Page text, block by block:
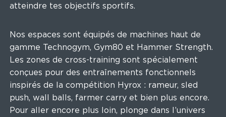
atteindre tes objectifs sportifs.
Nos espaces sont équipés de machines haut de
gamme Technogym, Gym80 et Hammer Strength.
Les zones de cross-training sont spécialement
conçues pour des entraînements fonctionnels
inspirés de la compétition Hyrox : rameur, sled
push, wall balls, farmer carry et bien plus encore.
Pour aller encore plus loin, plonge dans l’univers